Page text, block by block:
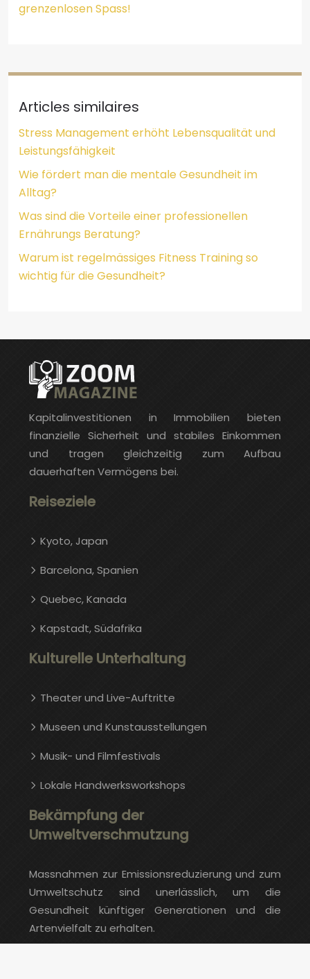
grenzenlosen Spass!
Articles similaires
Stress Management erhöht Lebensqualität und
Leistungsfähigkeit
Wie fördert man die mentale Gesundheit im
Alltag?
Was sind die Vorteile einer professionellen
Ernährungs Beratung?
Warum ist regelmässiges Fitness Training so
wichtig für die Gesundheit?
Kapitalinvestitionen in Immobilien bieten
finanzielle Sicherheit und stabiles Einkommen
und tragen gleichzeitig zum Aufbau
dauerhaften Vermögens bei.
Reiseziele
Kyoto, Japan
Barcelona, ​​​​Spanien
Quebec, Kanada
Kapstadt, Südafrika
Kulturelle Unterhaltung
Theater und Live-Auftritte
Museen und Kunstausstellungen
Musik- und Filmfestivals
Lokale Handwerksworkshops
Bekämpfung der
Umweltverschmutzung
Massnahmen zur Emissionsreduzierung und zum
Umweltschutz sind unerlässlich, um die
Gesundheit künftiger Generationen und die
Artenvielfalt zu erhalten.